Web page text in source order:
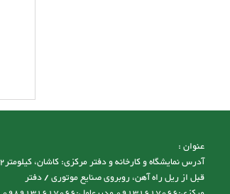
عنوان :
قبل از ریل راه آهن، روبروی صنایع موتوری / دفتر